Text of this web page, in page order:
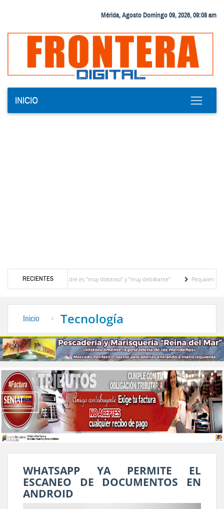
Mérida, Agosto Domingo 09, 2026, 09:08 am
INICIO
RECIENTES
padece su padre es "muy doloroso" y "muy debilitante"
Pequiven anuncia
Inicio Tecnología
WHATSAPP YA PERMITE EL
ESCANEO DE DOCUMENTOS EN
ANDROID